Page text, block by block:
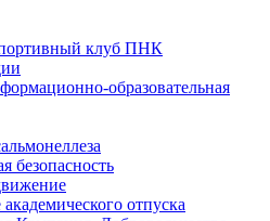
клуб ПНК
образовательная
безопасность
отпуска